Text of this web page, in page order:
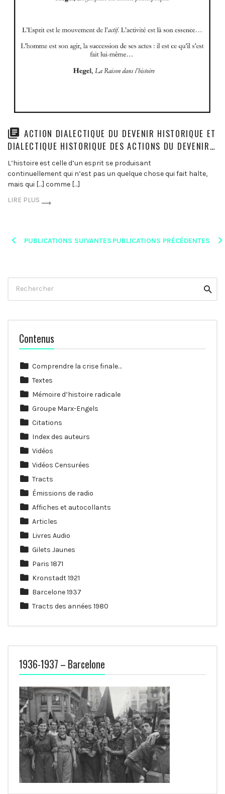
ACTION DIALECTIQUE DU DEVENIR HISTORIQUE ET
DIALECTIQUE HISTORIQUE DES ACTIONS DU DEVENIR…
L’histoire est celle d’un esprit se produisant
continuellement qui n’est pas un quelque chose qui fait halte,
mais qui […] comme […]
LIRE PLUS
PostsPUBLICATIONS SUIVANTES PUBLICATIONS PRÉCÉDENTES
Contenus
Comprendre la crise finale…
Textes
Mémoire d’histoire radicale
Groupe Marx-Engels
Citations
Index des auteurs
Vidéos
Vidéos Censurées
Tracts
Émissions de radio
Affiches et autocollants
Articles
Livres Audio
Gilets Jaunes
Paris 1871
Kronstadt 1921
Barcelone 1937
Tracts des années 1980
1936-1937 – Barcelone